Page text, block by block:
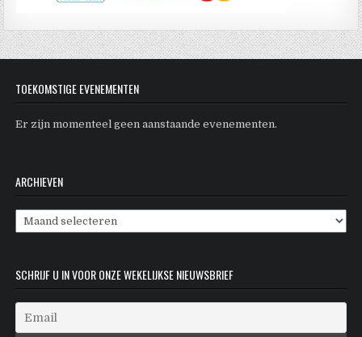
TOEKOMSTIGE EVENEMENTEN
Er zijn momenteel geen aanstaande evenementen.
ARCHIEVEN
Archieven
SCHRIJF U IN VOOR ONZE WEKELIJKSE NIEUWSBRIEF